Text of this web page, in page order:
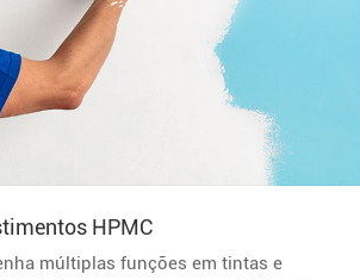
HPMC
múltiplas funções em tintas e